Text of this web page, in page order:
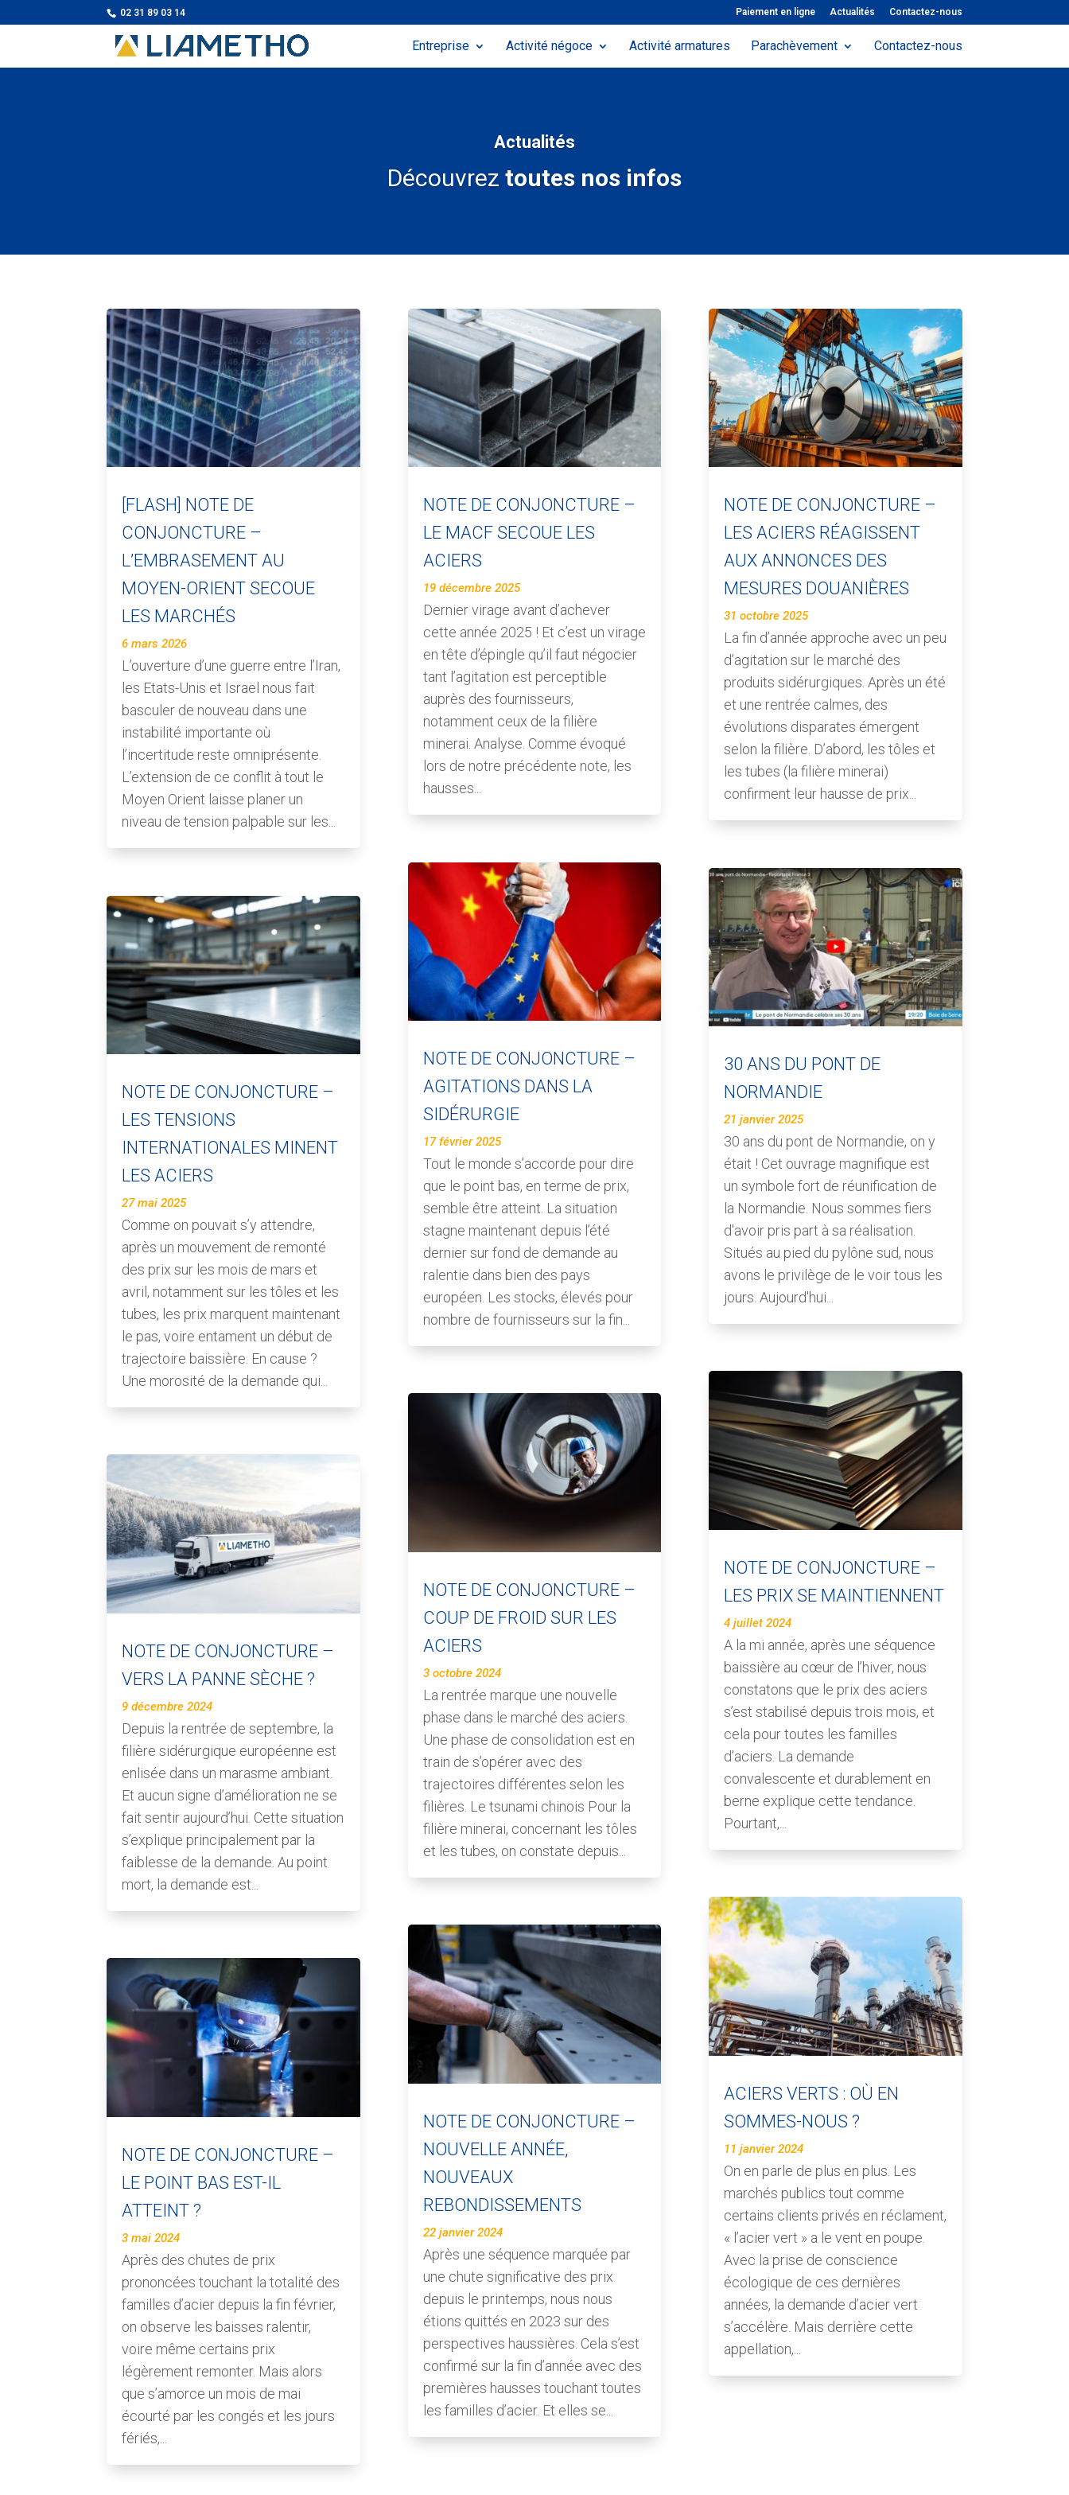
02 31 89 03 14 Paiement en ligne Actualités Contactez-nous
Entreprise Activité négoce Activité armatures Parachèvement Contactez-nous
Actualités
Découvrez toutes nos infos
[FLASH] NOTE DE
CONJONCTURE –
L’EMBRASEMENT AU
MOYEN-ORIENT SECOUE
LES MARCHÉS
6 mars 2026
L’ouverture d’une guerre entre l’Iran,
les Etats-Unis et Israël nous fait
basculer de nouveau dans une
instabilité importante où
l’incertitude reste omniprésente.
L’extension de ce conflit à tout le
Moyen Orient laisse planer un
niveau de tension palpable sur les...
NOTE DE CONJONCTURE –
LES TENSIONS
INTERNATIONALES MINENT
LES ACIERS
27 mai 2025
Comme on pouvait s’y attendre,
après un mouvement de remonté
des prix sur les mois de mars et
avril, notamment sur les tôles et les
tubes, les prix marquent maintenant
le pas, voire entament un début de
trajectoire baissière. En cause ?
Une morosité de la demande qui...
NOTE DE CONJONCTURE –
VERS LA PANNE SÈCHE ?
9 décembre 2024
Depuis la rentrée de septembre, la
filière sidérurgique européenne est
enlisée dans un marasme ambiant.
Et aucun signe d’amélioration ne se
fait sentir aujourd’hui. Cette situation
s’explique principalement par la
faiblesse de la demande. Au point
mort, la demande est...
NOTE DE CONJONCTURE –
LE POINT BAS EST-IL
ATTEINT ?
3 mai 2024
Après des chutes de prix
prononcées touchant la totalité des
familles d’acier depuis la fin février,
on observe les baisses ralentir,
voire même certains prix
légèrement remonter. Mais alors
que s’amorce un mois de mai
écourté par les congés et les jours
fériés,...
NOTE DE CONJONCTURE –
LE MACF SECOUE LES
ACIERS
19 décembre 2025
Dernier virage avant d’achever
cette année 2025 ! Et c’est un virage
en tête d’épingle qu’il faut négocier
tant l’agitation est perceptible
auprès des fournisseurs,
notamment ceux de la filière
minerai. Analyse. Comme évoqué
lors de notre précédente note, les
hausses...
NOTE DE CONJONCTURE –
AGITATIONS DANS LA
SIDÉRURGIE
17 février 2025
Tout le monde s’accorde pour dire
que le point bas, en terme de prix,
semble être atteint. La situation
stagne maintenant depuis l’été
dernier sur fond de demande au
ralentie dans bien des pays
européen. Les stocks, élevés pour
nombre de fournisseurs sur la fin...
NOTE DE CONJONCTURE –
COUP DE FROID SUR LES
ACIERS
3 octobre 2024
La rentrée marque une nouvelle
phase dans le marché des aciers.
Une phase de consolidation est en
train de s’opérer avec des
trajectoires différentes selon les
filières. Le tsunami chinois Pour la
filière minerai, concernant les tôles
et les tubes, on constate depuis...
NOTE DE CONJONCTURE –
NOUVELLE ANNÉE,
NOUVEAUX
REBONDISSEMENTS
22 janvier 2024
Après une séquence marquée par
une chute significative des prix
depuis le printemps, nous nous
étions quittés en 2023 sur des
perspectives haussières. Cela s’est
confirmé sur la fin d’année avec des
premières hausses touchant toutes
les familles d’acier. Et elles se...
NOTE DE CONJONCTURE –
LES ACIERS RÉAGISSENT
AUX ANNONCES DES
MESURES DOUANIÈRES
31 octobre 2025
La fin d’année approche avec un peu
d’agitation sur le marché des
produits sidérurgiques. Après un été
et une rentrée calmes, des
évolutions disparates émergent
selon la filière. D’abord, les tôles et
les tubes (la filière minerai)
confirment leur hausse de prix...
30 ANS DU PONT DE
NORMANDIE
21 janvier 2025
30 ans du pont de Normandie, on y
était ! Cet ouvrage magnifique est
un symbole fort de réunification de
la Normandie. Nous sommes fiers
d'avoir pris part à sa réalisation.
Situés au pied du pylône sud, nous
avons le privilège de le voir tous les
jours. Aujourd'hui...
NOTE DE CONJONCTURE –
LES PRIX SE MAINTIENNENT
4 juillet 2024
A la mi année, après une séquence
baissière au cœur de l’hiver, nous
constatons que le prix des aciers
s’est stabilisé depuis trois mois, et
cela pour toutes les familles
d’aciers. La demande
convalescente et durablement en
berne explique cette tendance.
Pourtant,...
ACIERS VERTS : OÙ EN
SOMMES-NOUS ?
11 janvier 2024
On en parle de plus en plus. Les
marchés publics tout comme
certains clients privés en réclament,
« l’acier vert » a le vent en poupe.
Avec la prise de conscience
écologique de ces dernières
années, la demande d’acier vert
s’accélère. Mais derrière cette
appellation,...